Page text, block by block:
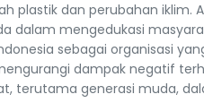
plastik dan perubahan iklim.
dalam mengedukasi
sebagai organisasi
dampak negatif
terutama generasi muda,